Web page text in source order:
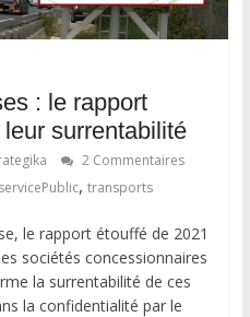
: le rapport
surrentabilité
2 Commentaires
servicePublic, transports
le rapport étouffé de 2021
sociétés concessionnaires
la surrentabilité de ces
la confidentialité par le